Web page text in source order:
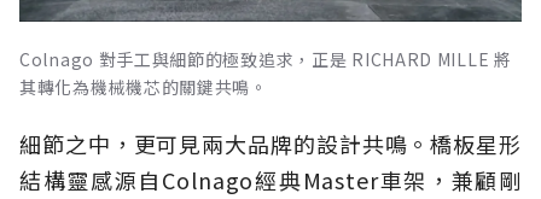
Colnago 對手工與細節的極致追求，正是 RICHARD MILLE 將
其轉化為機械機芯的關鍵共鳴。
細節之中，更可見兩大品牌的設計共鳴。橋板星形
結構靈感源自Colnago經典Master車架，兼顧剛